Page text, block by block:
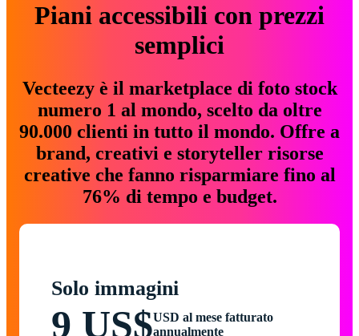
Piani accessibili con prezzi
semplici
Vecteezy è il marketplace di foto stock
numero 1 al mondo, scelto da oltre
90.000 clienti in tutto il mondo. Offre a
brand, creativi e storyteller risorse
creative che fanno risparmiare fino al
76% di tempo e budget.
Solo immagini
9 US$USD al mese fatturato
annualmente